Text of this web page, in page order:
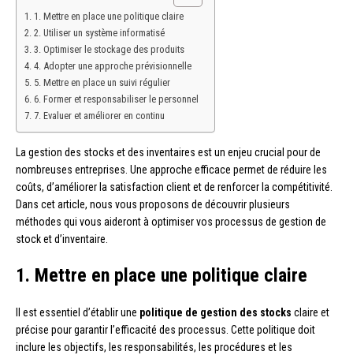
1. Mettre en place une politique claire
2. Utiliser un système informatisé
3. Optimiser le stockage des produits
4. Adopter une approche prévisionnelle
5. Mettre en place un suivi régulier
6. Former et responsabiliser le personnel
7. Evaluer et améliorer en continu
La gestion des stocks et des inventaires est un enjeu crucial pour de
nombreuses entreprises. Une approche efficace permet de réduire les
coûts, d’améliorer la satisfaction client et de renforcer la compétitivité.
Dans cet article, nous vous proposons de découvrir plusieurs
méthodes qui vous aideront à optimiser vos processus de gestion de
stock et d’inventaire.
1. Mettre en place une politique claire
Il est essentiel d’établir une politique de gestion des stocks claire et
précise pour garantir l’efficacité des processus. Cette politique doit
inclure les objectifs, les responsabilités, les procédures et les